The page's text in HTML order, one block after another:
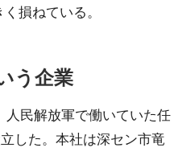
損ねている。
う企業
人民解放軍で働いていた任
した。本社は深セン市竜